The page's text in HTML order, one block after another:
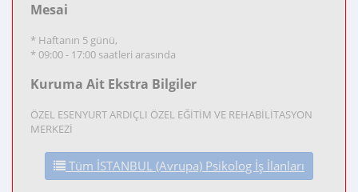
Mesai
* Haftanın 5 günü,
* 09:00 - 17:00 saatleri arasında
Kuruma Ait Ekstra Bilgiler
ÖZEL ESENYURT ARDIÇLI ÖZEL EĞİTİM VE REHABİLİTASYON
MERKEZİ
Tüm İSTANBUL (Avrupa) Psikolog İş İlanları